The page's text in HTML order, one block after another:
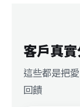
客戶真
這些都是把
回饋